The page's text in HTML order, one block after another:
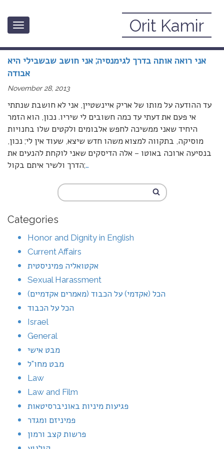
Toggle
Orit Kamir
אני רואה אותה בדרך לגימנסיה; אני חושב שבשבילי היא
אבודה
November 28, 2013
עד ההודעה על מותו של אריק איינשטיין, אני לא חושבת שנתתי
אי פעם את דעתי עד כמה חשובים לי שיריו. נכון, הוא הזמר
היחיד שאני ממשיכה לחפש אלבומים ולקטים שלו בחנויות
מוסיקה, בתקווה למצוא משהו חדש שיצא, שעוד אין לי; נכון,
בנסיעה ארוכה באוטו – אלה הדיסקים שאני לוקחת להנעים את
הדרך ולשיר איתם בקול;…
Categories
Honor and Dignity in English
Current Affairs
אקטואליה פמיניסטית
Sexual Harassment
הכל (אקדמי) על הכבוד (מאמרים אקדמיים)
הכל על הכבוד
Israel
General
מבט אישי
מבט מחו"ל
Law
Law and Film
פגיעות מיניות באוניברסיטאות
פמיניזם ומגדר
פרשות קצב ורמון